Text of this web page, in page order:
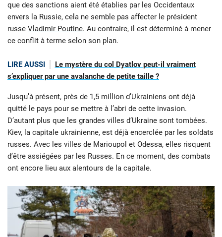
que des sanctions aient été établies par les Occidentaux
envers la Russie, cela ne semble pas affecter le président
russe Vladimir Poutine. Au contraire, il est déterminé à mener
ce conflit à terme selon son plan.
LIRE AUSSI
Le mystère du col Dyatlov peut-il vraiment
s’expliquer par une avalanche de petite taille ?
Jusqu’à présent, près de 1,5 million d’Ukrainiens ont déjà
quitté le pays pour se mettre à l’abri de cette invasion.
D’autant plus que les grandes villes d’Ukraine sont tombées.
Kiev, la capitale ukrainienne, est déjà encerclée par les soldats
russes. Avec les villes de Marioupol et Odessa, elles risquent
d’être assiégées par les Russes. En ce moment, des combats
ont encore lieu aux alentours de la capitale.